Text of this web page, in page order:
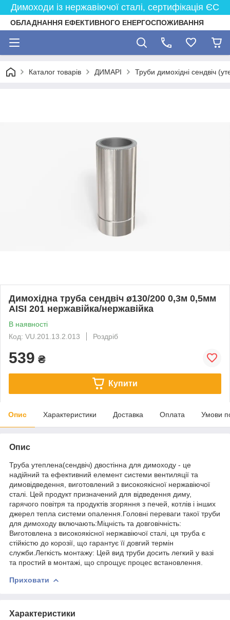
Димоходи із нержавіючої сталі, сертифікація ЄС
ОБЛАДНАННЯ ЕФЕКТИВНОГО ЕНЕРГОСПОЖИВАННЯ
Каталог товарів ДИМАРІ Труби димохідні сендвіч
Димохідна труба сендвіч ø130/200 0,3м 0,5мм
AISI 201 нержавійка/нержавійка
В наявності
Код: VU.201.13.2.013
Роздріб
539 ₴
Купити
Опис Характеристики Доставка Оплата Умови
Опис
Труба утеплена(сендвіч) двостінна для димоходу - це
надійний та ефективний елемент системи вентиляції та
димовідведення, виготовлений з високоякісної нержавіючої
сталі. Цей продукт призначений для відведення диму,
гарячого повітря та продуктів згоряння з печей, котлів і інших
джерел тепла системи опалення.Головні переваги такої труби
для димоходу включають:Міцність та довговічність:
Виготовлена з високоякісної нержавіючої сталі, ця труба є
стійкістю до корозії, що гарантує її довгий термін
служби.Легкість монтажу: Цей вид труби досить легкий у вазі
та простий в монтажі, що спрощує процес встановлення.
Приховати
Характеристики